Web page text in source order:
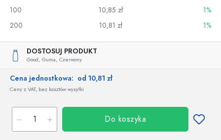
100
10,85 zł
1%
200
10,81 zł 1%
DOSTOSUJ PRODUKT
Good, Guma, Czerwony
Cena jednostkowa: od 10,81 zł
Ceny z VAT, bez kosztów wysyłki
Do koszyka